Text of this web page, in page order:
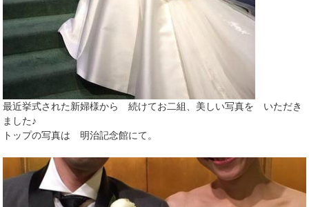
最近挙式された新婦様から 続けてお二組、美しい写真を いただき
ました♪
トップの写真は 明治記念館にて。